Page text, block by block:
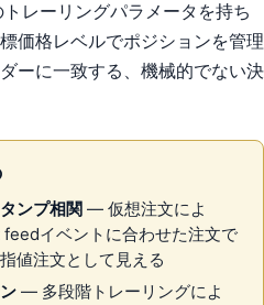
レーリングパラメータを持ち
価格レベルでポジションを管理
ーに一致する、機械的でない決
ンプ相関 — 仮想注文によ
イベントに合わせた注文で
値注文として見える
— 多段階トレーリングによ